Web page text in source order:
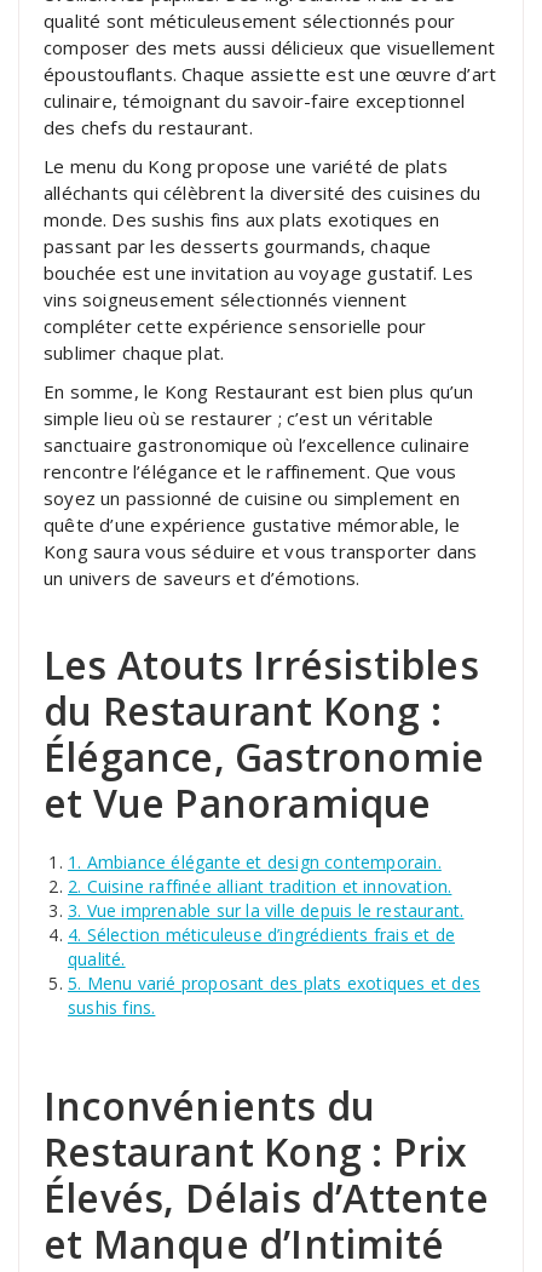
qualité sont méticuleusement sélectionnés pour
composer des mets aussi délicieux que visuellement
époustouflants. Chaque assiette est une œuvre d’art
culinaire, témoignant du savoir-faire exceptionnel
des chefs du restaurant.
Le menu du Kong propose une variété de plats
alléchants qui célèbrent la diversité des cuisines du
monde. Des sushis fins aux plats exotiques en
passant par les desserts gourmands, chaque
bouchée est une invitation au voyage gustatif. Les
vins soigneusement sélectionnés viennent
compléter cette expérience sensorielle pour
sublimer chaque plat.
En somme, le Kong Restaurant est bien plus qu’un
simple lieu où se restaurer ; c’est un véritable
sanctuaire gastronomique où l’excellence culinaire
rencontre l’élégance et le raffinement. Que vous
soyez un passionné de cuisine ou simplement en
quête d’une expérience gustative mémorable, le
Kong saura vous séduire et vous transporter dans
un univers de saveurs et d’émotions.
Les Atouts Irrésistibles
du Restaurant Kong :
Élégance, Gastronomie
et Vue Panoramique
1. Ambiance élégante et design contemporain.
2. Cuisine raffinée alliant tradition et innovation.
3. Vue imprenable sur la ville depuis le restaurant.
4. Sélection méticuleuse d’ingrédients frais et de
qualité.
5. Menu varié proposant des plats exotiques et des
sushis fins.
Inconvénients du
Restaurant Kong : Prix
Élevés, Délais d’Attente
et Manque d’Intimité